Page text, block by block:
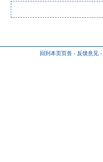
回到本页页首 - 反馈意见 -